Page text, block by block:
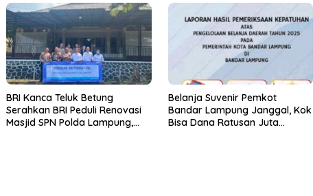
BRI Kanca Teluk Betung
Serahkan BRI Peduli Renovasi
Masjid SPN Polda Lampung,
Belanja Suvenir Pemkot
Bandar Lampung Janggal, Kok
Bisa Dana Ratusan Juta